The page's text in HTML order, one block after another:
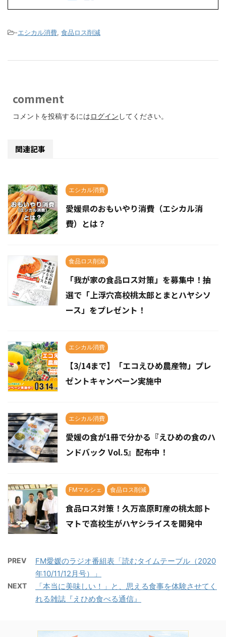
-エシカル消費, 食品ロス削減
comment
コメントを投稿するにはログイン してください。
関連記事
エシカル消費
愛媛県のおもいやり消費（エシカル消
費）とは？
食品ロス削減
「我が家の食品ロス対策」を募集中！抽
選で「上浮穴高校桃太郎とまとハヤシソ
ース」をプレゼント！
エシカル消費
【3/14まで】「エコえひめ農産物」プレ
ゼントキャンペーン実施中
エシカル消費
愛媛の食が1冊で分かる『えひめの食のハ
ンドバック Vol.5』配布中！
FMマルシェ 食品ロス削減
食品ロス対策！久万高原町産の桃太郎ト
マトで高校生がハヤシライスを開発中
PREV
FM愛媛のラジオ番組表「読むタイムテーブル（2020
年10/11/12月号）」
NEXT
「本当に美味しい！」と、思える食事を体験させてく
れる雑誌『えひめ食べる通信』